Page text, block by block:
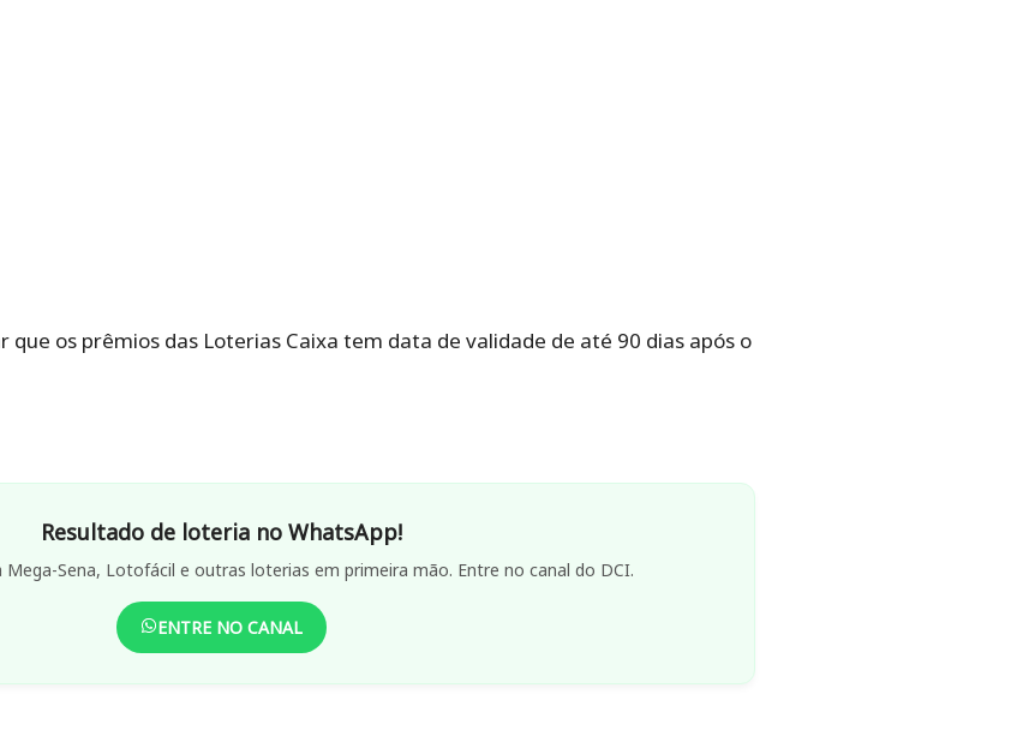
os prêmios das Loterias Caixa tem data de validade de até 90 dias após o
Resultado de loteria no WhatsApp!
Mega-Sena, Lotofácil e outras loterias em primeira mão. Entre no canal do DCI.
ENTRE NO CANAL